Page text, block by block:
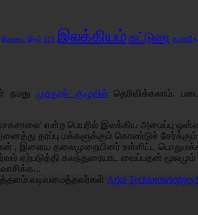
இணைய இதழ் 125 இலக்கியம்கட்டுரை
நமதுமுகநூல் குழுவில் தெரிவிக்கலாம்.
என்ற பெயரில் இலக்கிய அமைப்பு
தரப்பு மக்களுக்கும் கொண்டுச்
, இளைய தலைமுறையினர் உள்ளிட்ட
ஏற்படுத்தி கலந்துரையாட வைப்பதன்
வடிவமைத்தவர்கள் Arka Techknowledges